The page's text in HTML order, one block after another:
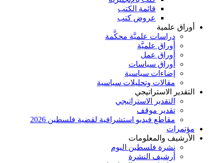
قائمة الكتب
عروض كتب
أوراق علمية
دراسات علميَّة محكَّمة
أوراق علميَّة
أوراق عمل
أوراق سياسات
إضاءات سياسية
مقالات وتحليلات سياسية
التقدير الاستراتيجي
التقدير الاستراتيجي
تقدير موقف
مقاطع فيديو استشرافية لقضية فلسطين 2026
مؤتمرات
الأرشيف والمعلومات
نشرة فلسطين اليوم
أرشيف النشرة